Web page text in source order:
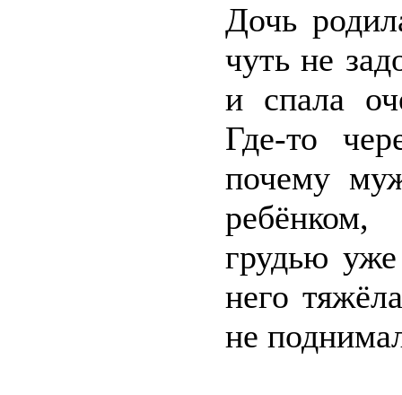
Дочь
чуть не
и спала
Где-то
почему
грудью
него
не